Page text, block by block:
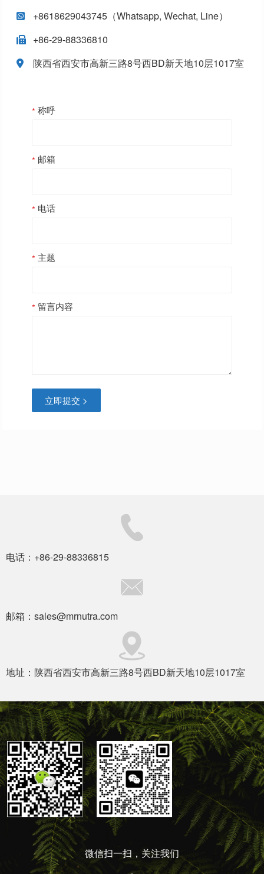
+8618629043745（Whatsapp, Wechat, Line）
+86-29-88336810
陕西省西安市高新三路8号西BD新天地10层1017室
称呼
邮箱
电话
主题
留言内容
立即提交 >
电话：+86-29-88336815
邮箱：sales@mrnutra.com
地址：陕西省西安市高新三路8号西BD新天地10层1017室
微信扫一扫，关注我们